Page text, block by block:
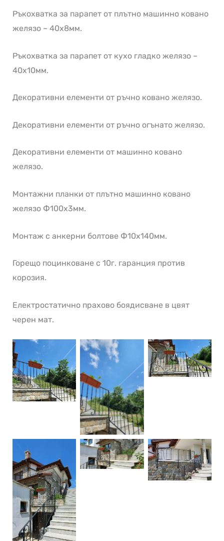
Ръкохватка за парапет от плътно машинно ковано
желязо – 40х8мм.
Ръкохватка за парапет от кухо гладко желязо –
40х10мм.
Декоративни елементи от ръчно ковано желязо.
Декоративни елементи от ръчно огънато желязо.
Декоративни елементи от машинно ковано
желязо.
Монтажни планки от плътно машинно ковано
желязо Ф100х3мм.
Монтаж с анкерни болтове Ф10х140мм.
Горещо поцинковане с 10г. гаранция против
корозия.
Електростатично прахово боядисване в цвят
черен мат.